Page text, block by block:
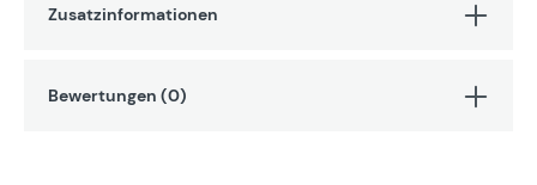
Zusatzinformationen
Bewertungen (0)